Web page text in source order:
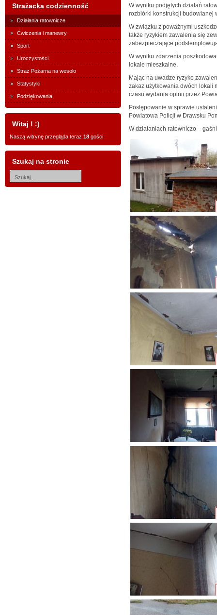
Strażacka codzienność
Działania ratownicze
Ćwiczenia i manewry
Sport
Uroczystości
Straż Pożarna na wesoło
Statystyki
Podziękowania
Witaj ! :)
Naszą witrynę przegląda teraz 18 gości
Szukaj na stronie
W wyniku podjętych działań
rozbiórki konstrukcji budowlanej
W związku z poważnymi
także ryzykiem zawalenia się
zabezpieczające
W wyniku zdarzenia
lokale mieszkalne.
Mając na uwadze ryzyko
zakaz użytkowania dwóch lokali
czasu wydania opinii przez
Postępowanie w sprawie
Powiatowa Policji w Drawsku
W działaniach ratowniczo –